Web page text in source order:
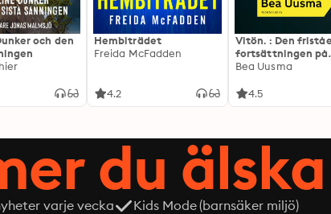
och den
Hembiträdet
Freida McFadden
4.2
Vitön. : Den
fortsättningen på
Expeditionen
Bea Uusma
4.5
du
varje vecka Kids Mode (barnsäker miljö)